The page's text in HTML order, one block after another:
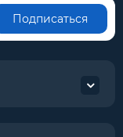
Подписаться